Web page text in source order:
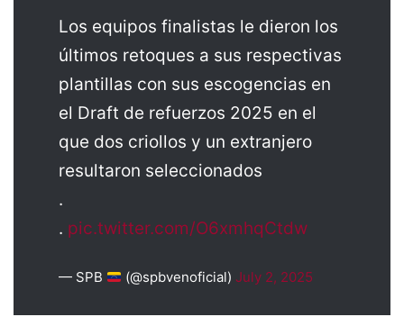
Los equipos finalistas le dieron los
últimos retoques a sus respectivas
plantillas con sus escogencias en
el Draft de refuerzos 2025 en el
que dos criollos y un extranjero
resultaron seleccionados
.
. pic.twitter.com/O6xmhqCtdw
— SPB (@spbvenoficial) July 2, 2025